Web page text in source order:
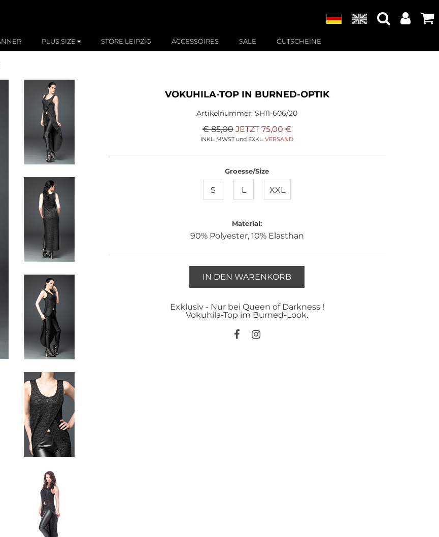
PLUS SIZE STORE LEIPZIG ACCESSOIRES SALE GUTSCHEINE
VOKUHILA-TOP IN BURNED-OPTIK
Artikelnummer:SH11-606/20
€ 85,00 JETZT 75,00 €
INKL. MWST und EXKL.VERSAND
Groesse/Size
S L XXL
Material:
90% Polyester, 10% Elasthan
IN DEN WARENKORB
Exklusiv - Nur bei Queen of Darkness !
Vokuhila-Top im Burned-Look.